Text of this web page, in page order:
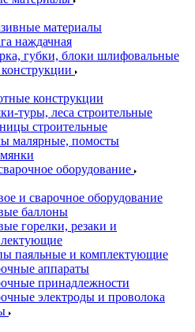
материалы
наждачная
губки, блоки шлифовальные
конструкции
туры, леса строительные
строительные
малярные, помосты
оборудование
и сварочное оборудование
баллоны
горелки, резаки и
паяльные и комплектующие
аппараты
принадлежности
электроды и проволока